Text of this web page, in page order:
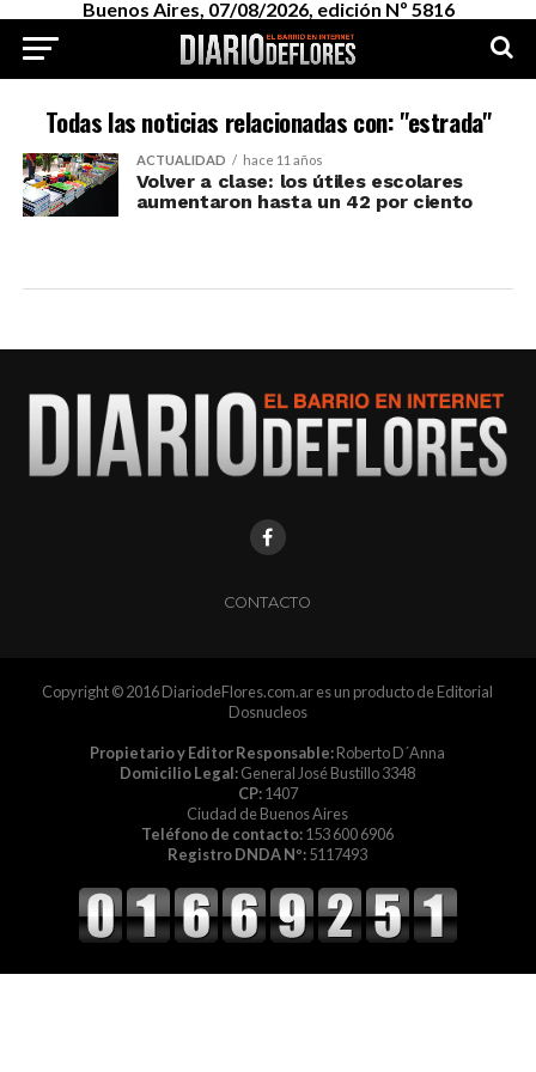
Buenos Aires, 07/08/2026, edición Nº 5816
Todas las noticias relacionadas con: "estrada"
ACTUALIDAD hace 11 años
Volver a clase: los útiles escolares
aumentaron hasta un 42 por ciento
CONTACTO
Copyright © 2016 DiariodeFlores.com.ar es un producto de Editorial
Dosnucleos
Propietario y Editor Responsable:Roberto D´Anna
Domicilio Legal:General José Bustillo 3348
CP:1407
Ciudad de Buenos Aires
Teléfono de contacto:153 600 6906
Registro DNDA Nº:5117493